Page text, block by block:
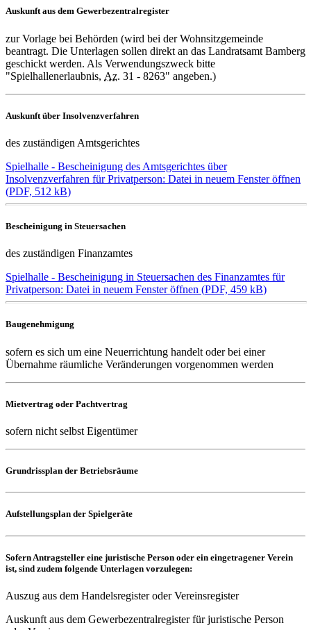
Auskunft aus dem Gewerbezentralregister
zur Vorlage bei Behörden (wird bei der Wohnsitzgemeinde
beantragt. Die Unterlagen sollen direkt an das Landratsamt Bamberg
geschickt werden. Als Verwendungszweck bitte
"Spielhallenerlaubnis, Az. 31 - 8263" angeben.)
Auskunft über Insolvenzverfahren
des zuständigen Amtsgerichtes
Spielhalle - Bescheinigung des Amtsgerichtes über
Insolvenzverfahren für Privatperson: Datei in neuem Fenster öffnen
(PDF, 512 kB)
Bescheinigung in Steuersachen
des zuständigen Finanzamtes
Spielhalle - Bescheinigung in Steuersachen des Finanzamtes für
Privatperson: Datei in neuem Fenster öffnen (PDF, 459 kB)
Baugenehmigung
sofern es sich um eine Neuerrichtung handelt oder bei einer
Übernahme räumliche Veränderungen vorgenommen werden
Mietvertrag oder Pachtvertrag
sofern nicht selbst Eigentümer
Grundrissplan der Betriebsräume
Aufstellungsplan der Spielgeräte
Sofern Antragsteller eine juristische Person oder ein eingetragener Verein
ist, sind zudem folgende Unterlagen vorzulegen:
Auszug aus dem Handelsregister oder Vereinsregister
Auskunft aus dem Gewerbezentralregister für juristische Person